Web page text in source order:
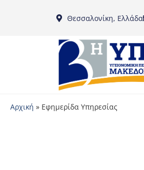
Θεσσαλονίκη, Ελλάδα
Αρχική » Εφημερίδα Υπηρεσίας